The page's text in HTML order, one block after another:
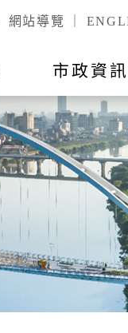
網站導覽
主題活動
市政資訊
市政會議紀
統計資訊
議員所提
對民間團
民生統計
公有不動產
二代智慧
戶政
戶籍登記
服務時間
戶政規費
戶籍罰鍰
表
異地申辦